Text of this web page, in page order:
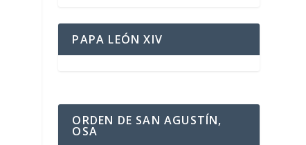
PAPA LEÓN XIV
ORDEN DE SAN AGUSTÍN,
OSA